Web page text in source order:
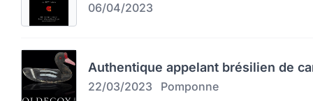
06/04/2023
Authentique appelant brésilien de
22/03/2023 Pomponne